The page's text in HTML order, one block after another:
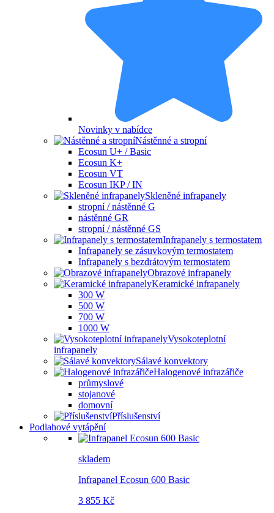
Novinky v nabídce
Nástěnné a stropní
Ecosun U+ / Basic
Ecosun K+
Ecosun VT
Ecosun IKP / IN
Skleněné infrapanely
stropní / nástěnné G
nástěnné GR
stropní / nástěnné GS
Infrapanely s termostatem
Infrapanely se zásuvkovým termostatem
Infrapanely s bezdrátovým termostatem
Obrazové infrapanely
Keramické infrapanely
300 W
500 W
700 W
1000 W
Vysokoteplotní
infrapanely
Sálavé konvektory
Halogenové infrazářiče
průmyslové
stojanové
domovní
Příslušenství
Podlahové vytápění
skladem
Infrapanel Ecosun 600 Basic
3 855 Kč